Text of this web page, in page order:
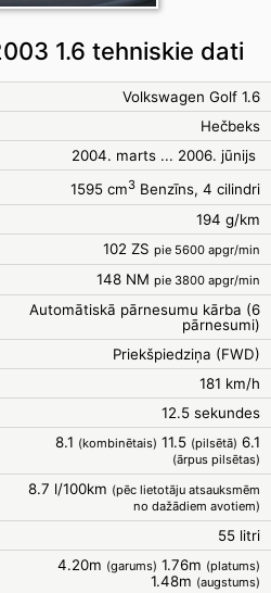
1.6 tehniskie dati
Volkswagen Golf 1.6
Hečbeks
2004. marts ... 2006. jūnijs
1595 cm3 Benzīns, 4 cilindri
194 g/km
102 ZS pie 5600 apgr/min
148 NM pie 3800 apgr/min
Automātiskā pārnesumu kārba (6
pārnesumi)
Priekšpiedziņa (FWD)
181 km/h
12.5 sekundes
8.1 (kombinētais) 11.5 (pilsētā) 6.1
(ārpus pilsētas)
8.7 l/100km (pēc lietotāju atsauksmēm
no dažādiem avotiem)
55 litri
4.20m (garums) 1.76m (platums)
1.48m (augstums)